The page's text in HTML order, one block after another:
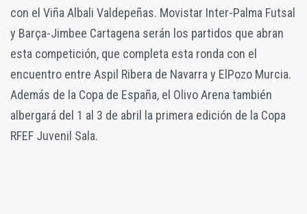
con el Viña Albali Valdepeñas. Movistar Inter-Palma Futsal
y Barça-Jimbee Cartagena serán los partidos que abran
esta competición, que completa esta ronda con el
encuentro entre Aspil Ribera de Navarra y ElPozo Murcia.
Además de la Copa de España, el Olivo Arena también
albergará del 1 al 3 de abril la primera edición de la Copa
RFEF Juvenil Sala.